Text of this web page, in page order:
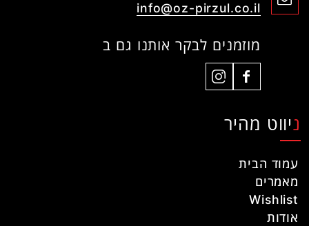
info@oz-pirzul.co.il
מוזמנים לבקר אותנו גם ב
ניווט מהיר
עמוד הבית
מאמרים
Wishlist
אודות